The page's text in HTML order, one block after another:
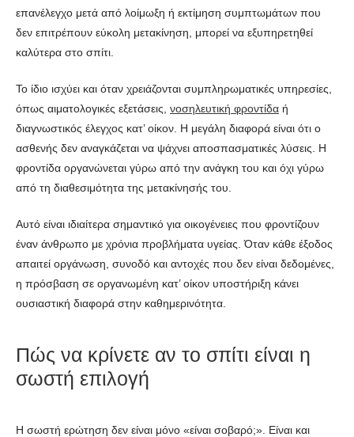
επανέλεγχο μετά από λοίμωξη ή εκτίμηση συμπτωμάτων που
δεν επιτρέπουν εύκολη μετακίνηση, μπορεί να εξυπηρετηθεί
καλύτερα στο σπίτι.
Το ίδιο ισχύει και όταν χρειάζονται συμπληρωματικές υπηρεσίες,
όπως αιματολογικές εξετάσεις, νοσηλευτική φροντίδα ή
διαγνωστικός έλεγχος κατ’ οίκον. Η μεγάλη διαφορά είναι ότι ο
ασθενής δεν αναγκάζεται να ψάχνει αποσπασματικές λύσεις. Η
φροντίδα οργανώνεται γύρω από την ανάγκη του και όχι γύρω
από τη διαθεσιμότητα της μετακίνησής του.
Αυτό είναι ιδιαίτερα σημαντικό για οικογένειες που φροντίζουν
έναν άνθρωπο με χρόνια προβλήματα υγείας. Όταν κάθε έξοδος
απαιτεί οργάνωση, συνοδό και αντοχές που δεν είναι δεδομένες,
η πρόσβαση σε οργανωμένη κατ’ οίκον υποστήριξη κάνει
ουσιαστική διαφορά στην καθημερινότητα.
Πώς να κρίνετε αν το σπίτι είναι η
σωστή επιλογή
Η σωστή ερώτηση δεν είναι μόνο «είναι σοβαρό;». Είναι και